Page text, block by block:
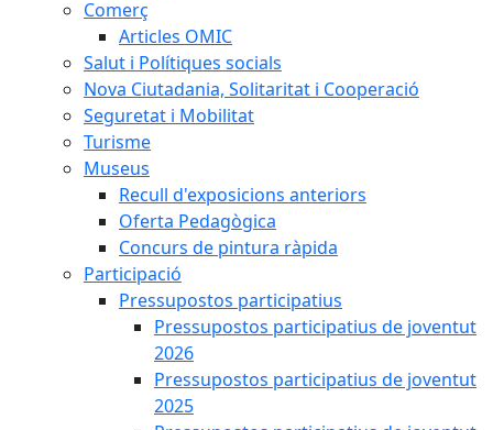
Comerç
Articles OMIC
Salut i Polítiques socials
Nova Ciutadania, Solitaritat i Cooperació
Seguretat i Mobilitat
Turisme
Museus
Recull d'exposicions anteriors
Oferta Pedagògica
Concurs de pintura ràpida
Participació
Pressupostos participatius
Pressupostos participatius de joventut
2026
Pressupostos participatius de joventut
2025